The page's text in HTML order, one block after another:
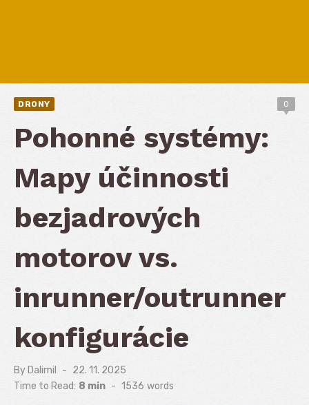
DRONY 0
Pohonné systémy:
Mapy účinnosti
bezjadrových
motorov vs.
inrunner/outrunner
konfigurácie
By Dalimil
Posted
on
22. 11. 2025
Time to Read: 8 min - 1536 words